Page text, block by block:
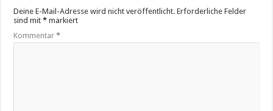
Deine E-Mail-Adresse wird nicht veröffentlicht. Erforderliche Felder
sind mit* markiert
Kommentar*